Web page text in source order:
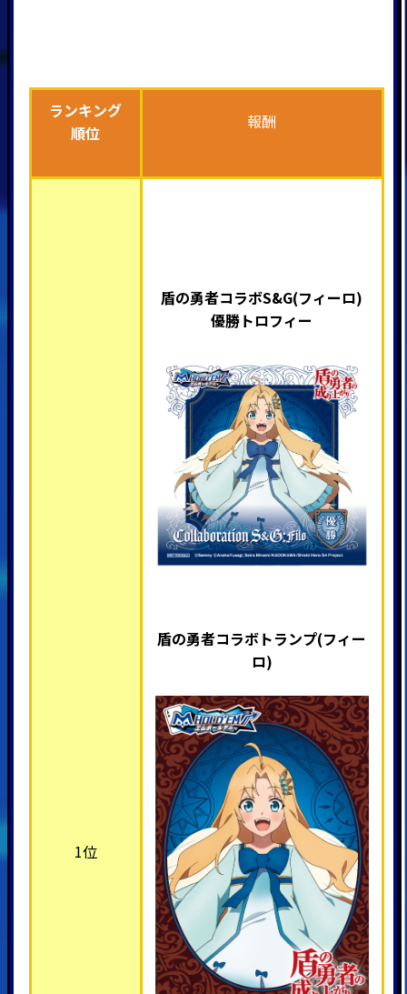
ランキング
順位
報酬
1位
盾の勇者コラボS&G(フィーロ)
優勝トロフィー
盾の勇者コラボトランプ(フィー
ロ)